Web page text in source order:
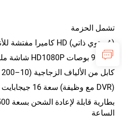
تشمل الحزمة
1 × كاميرا مفتشة للأنابيب 23 مم HD (مُستوي ذاتي)
1 × شاشة ملونة HD1080P بحجم 9 بوصات
1 × كابل من الألياف الزجاجية (10–200 متر، اختياري)
1 × بطاقة ذاكرة TF سعة 16 جيجابايت (مع وظيفة DVR)
الساعة